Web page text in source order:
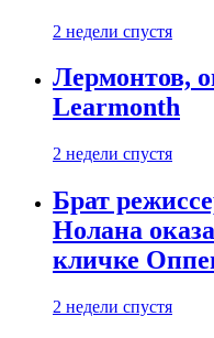
2 недели спустя
Лермонтов,
Learmonth
2 недели спустя
Брат
Нолана
кличке
2 недели спустя